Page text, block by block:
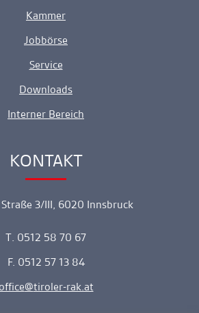
Kammer
Jobbörse
Service
Downloads
Interner Bereich
Ankerlink
KONTAKT
3/III, 6020 Innsbruck
T. 0512 58 70 67
F. 0512 57 13 84
office
tiroler-rak.at